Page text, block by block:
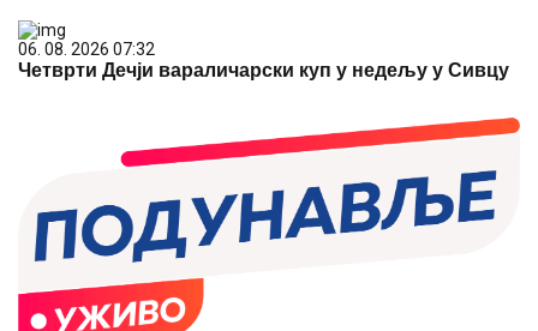
06. 08. 2026 07:32
Четврти Дечји вараличарски куп у недељу у Сивцу